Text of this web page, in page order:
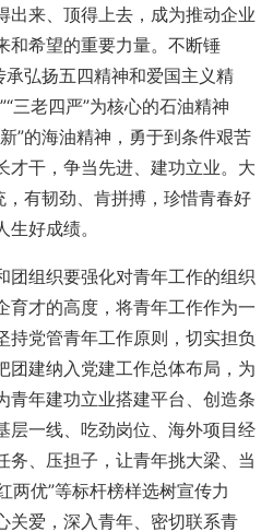
出来、顶得上去，成为推动企业
和希望的重要力量。不断锤
承弘扬五四精神和爱国主义精
三老四严”为核心的石油精神
”的海油精神，勇于到条件艰苦
才干，争当先进、建功立业。大
，有韧劲、肯拼搏，珍惜青春好
好成绩。
团组织要强化对青年工作的组织
育才的高度，将青年工作作为一
持党管青年工作原则，切实担负
团建纳入党建工作总体布局，为
青年建功立业搭建平台、创造条
层一线、吃劲岗位、海外项目经
务、压担子，让青年挑大梁、当
两优”等标杆榜样选树宣传力
关爱，深入青年、密切联系青